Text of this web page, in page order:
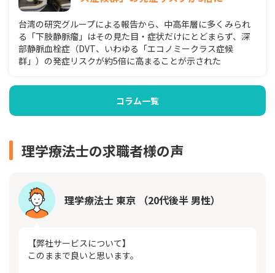
台湾の研究グループによる報告から、中高年層に多くみられ
る「下肢静脈瘤」はその見た目・症状だけにとどまらず、深
部静脈血栓症（DVT、いわゆる「エコノミークラス症候
群」）の発症リスクが約5倍に高まることが示された
コラム一覧
理学療法士の求職者様の声
理学療法士 東京 （20代後半 男性）
【弊社サービスについて】
このままで良いと思います。